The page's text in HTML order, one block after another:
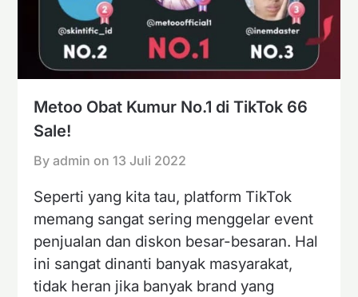
Metoo Obat Kumur No.1 di TikTok 66
Sale!
By admin on13 Juli 2022
Seperti yang kita tau, platform TikTok
memang sangat sering menggelar event
penjualan dan diskon besar-besaran. Hal
ini sangat dinanti banyak masyarakat,
tidak heran jika banyak brand yang